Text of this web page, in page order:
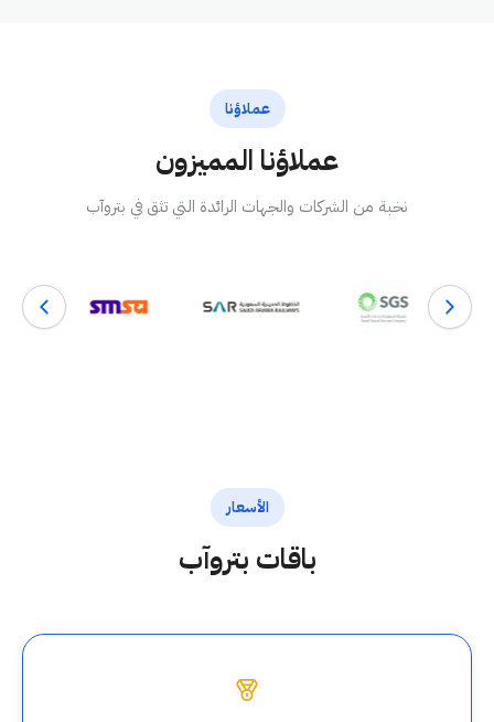
عملاؤنا
عملاؤنا المميزون
نخبة من الشركات والجهات الرائدة التي تثق في بتروآب
الأسعار
باقات بتروآب